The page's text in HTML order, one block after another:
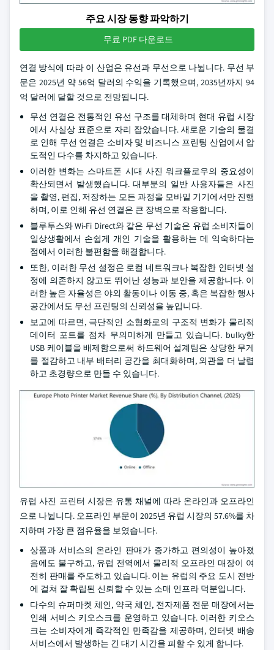
주요 시장 동향 파악하기
무료 PDF 다운로드
연결 방식에 따라 이 산업은 유선과 무선으로 나뉩니다. 무선 부
문은 2025년 약 56억 달러의 수익을 기록했으며, 2035년까지 94
억 달러에 달할 것으로 전망됩니다.
무선 연결은 전통적인 유선 구조를 대체하며 현대 유럽 시장
에서 사실상 표준으로 자리 잡았습니다. 새로운 기술의 물결
로 인해 무선 연결은 소비자 및 비즈니스 프린팅 산업에서 압
도적인 다수를 차지하고 있습니다.
이러한 변화는 스마트폰 시대 사진 워크플로우의 중요성이
확산되면서 발생했습니다. 대부분의 일반 사용자들은 사진
을 촬영, 편집, 저장하는 모든 과정을 모바일 기기에서만 진행
하며, 이로 인해 유선 연결은 큰 장벽으로 작용합니다.
블루투스와 Wi-Fi Direct와 같은 무선 기술은 유럽 소비자들이
일상생활에서 손쉽게 개인 기술을 활용하는 데 익숙하다는
점에서 이러한 불편함을 해결합니다.
또한, 이러한 무선 설정은 로컬 네트워크나 복잡한 인터넷 설
정에 의존하지 않고도 뛰어난 성능과 보안을 제공합니다. 이
러한 높은 자율성은 야외 활동이나 이동 중, 혹은 복잡한 행사
공간에서도 무선 프린팅의 신뢰성을 높입니다.
보고에 따르면, 극단적인 소형화로의 구조적 변화가 물리적
데이터 포트를 점차 무의미하게 만들고 있습니다. bulky한
USB 케이블을 배제함으로써 하드웨어 설계팀은 상당한 무게
를 절감하고 내부 배터리 공간을 최대화하며, 외관을 더 날렵
하고 초경량으로 만들 수 있습니다.
유럽 사진 프린터 시장은 유통 채널에 따라 온라인과 오프라인
으로 나뉩니다. 오프라인 부문이 2025년 유럽 시장의 57.6%를 차
지하며 가장 큰 점유율을 보였습니다.
상품과 서비스의 온라인 판매가 증가하고 편의성이 높아졌
음에도 불구하고, 유럽 전역에서 물리적 오프라인 매장이 여
전히 판매를 주도하고 있습니다. 이는 유럽의 주요 도시 전반
에 걸쳐 잘 확립된 신뢰할 수 있는 소매 인프라 덕분입니다.
다수의 슈퍼마켓 체인, 약국 체인, 전자제품 전문 매장에서는
인쇄 서비스 키오스크를 운영하고 있습니다. 이러한 키오스
크는 소비자에게 즉각적인 만족감을 제공하며, 인터넷 배송
서비스에서 발생하는 긴 대기 시간을 피할 수 있게 합니다.